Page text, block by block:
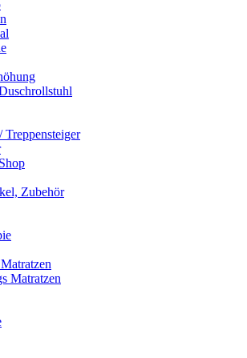
Treppensteiger
Zubehör
Matratzen